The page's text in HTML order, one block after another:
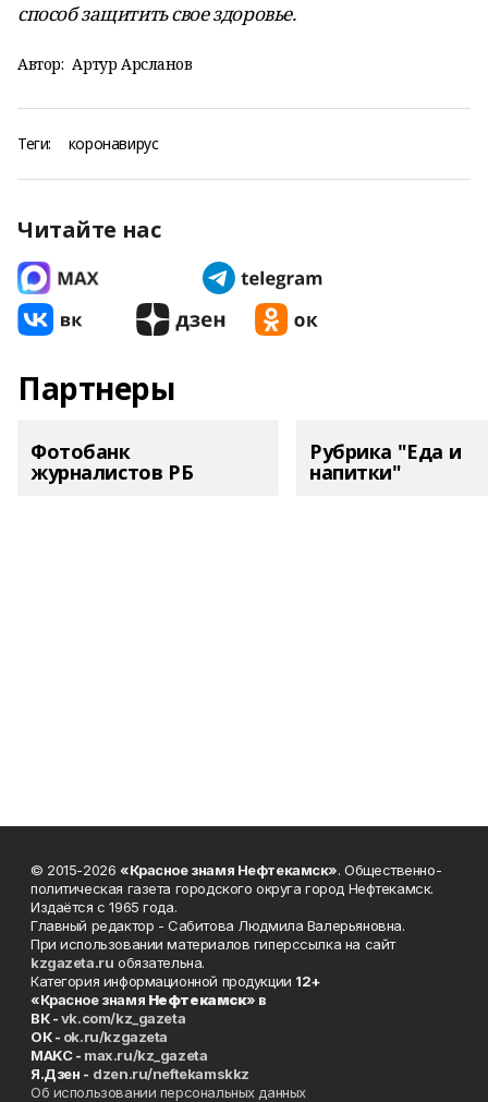
способ защитить свое здоровье.
Автор: Артур Арсланов
Теги: коронавирус
Читайте нас
Партнеры
Фотобанк
журналистов РБ
Рубрика "Еда и
напитки"
© 2015-2026 «Красное знамя Нефтекамск». Общественно-
политическая газета городского округа город Нефтекамск.
Издаётся с 1965 года.
Главный редактор - Сабитова Людмила Валерьяновна.
При использовании материалов гиперссылка на сайт
kzgazeta.ru обязательна.
Категория информационной продукции 12+
«Красное знамя Нефтекамск» в
ВК -vk.com/kz_gazeta
ОК - ok.ru/kzgazeta
MAKC - max.ru/kz_gazeta
Я.Дзен - dzen.ru/neftekamskkz
Об использовании персональных данных